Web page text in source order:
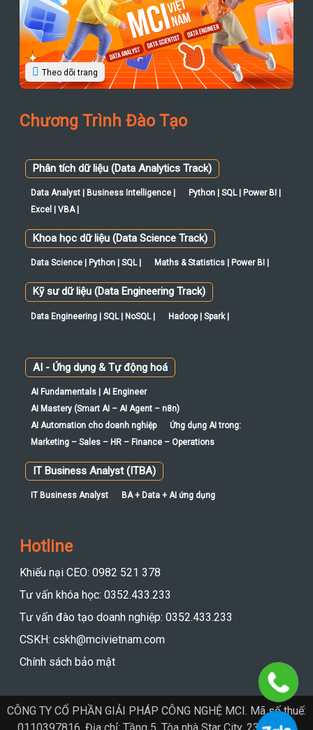
Theo dõi trang
Chương Trình Đào Tạo
Phân tích dữ liệu (Data Analytics Track)
Data Analyst | Business Intelligence |
Python | SQL | Power BI |
Excel | VBA |
Khoa học dữ liệu (Data Science Track)
Data Science | Python | SQL | Maths & Statistics | Power BI |
Kỹ sư dữ liệu (Data Engineering Track)
Data Engineering | SQL | NoSQL | Hadoop | Spark |
AI - Ứng dụng & Tự động hoá
AI Fundamentals | AI Engineer
AI Mastery (Smart AI – AI Agent – n8n)
AI Automation cho doanh nghiệp
Ứng dụng AI trong:
Marketing – Sales – HR – Finance – Operations
IT Business Analyst (ITBA)
IT Business Analyst BA + Data + AI ứng dụng
Hotline
Khiếu nại CEO: 0982 521 378
Tư vấn khóa học: 0352.433.233
Tư vấn đào tạo doanh nghiệp: 0352.433.233
CSKH: cskh@mcivietnam.com
Chính sách bảo mật
CÔNG TY CỔ PHẦN GIẢI PHÁP CÔNG NGHỆ MCI. Mã số thuế: